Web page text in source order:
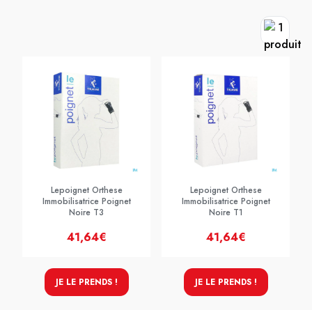
Lepoignet Orthese
Immobilisatrice Poignet
Noire T3
41,64€
JE LE PRENDS !
Lepoignet Orthese
Immobilisatrice Poignet
Noire T1
41,64€
JE LE PRENDS !